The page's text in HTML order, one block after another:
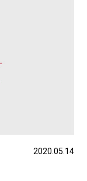
とが強みだと思
ます。なかでも
して、やはりGK
し嫌なんですよ
ょっと性格悪い
ポイントにアー
、チャレンジした
2020.05.14